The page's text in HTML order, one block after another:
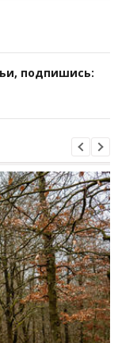
подпишись: